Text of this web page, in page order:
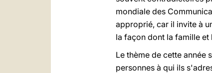
mondiale des
approprié, car il invite à
la façon dont la famille
Le thème de cette année
personnes à qui ils